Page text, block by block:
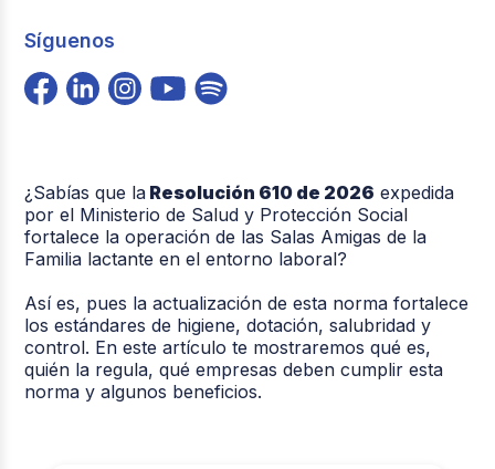
Síguenos
¿Sabías que la Resolución 610 de 2026 expedida
por el Ministerio de Salud y Protección Social
fortalece la operación de las Salas Amigas de la
Familia lactante en el entorno laboral?
Así es, pues la actualización de esta norma fortalece
los estándares de higiene, dotación, salubridad y
control. En este artículo te mostraremos qué es,
quién la regula, qué empresas deben cumplir esta
norma y algunos beneficios.